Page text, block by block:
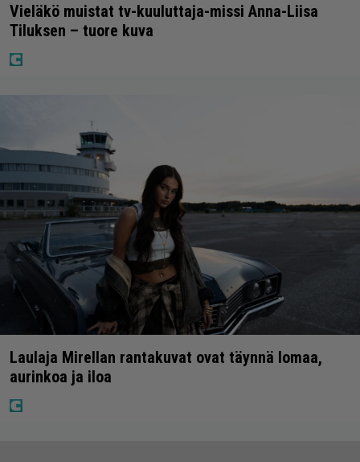
Vieläkö muistat tv-kuuluttaja-missi Anna-Liisa
Tiluksen – tuore kuva
Laulaja Mirellan rantakuvat ovat täynnä lomaa,
aurinkoa ja iloa